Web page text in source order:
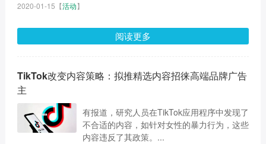
2020-01-15 【活动】
阅读更多
TikTok改变内容策略：拟推精选内容招徕高端品牌广告
主
有报道，研究人员在TikTok应用程序中发现了
不合适的内容，如针对女性的暴力行为，这些
内容违反了其政策。...